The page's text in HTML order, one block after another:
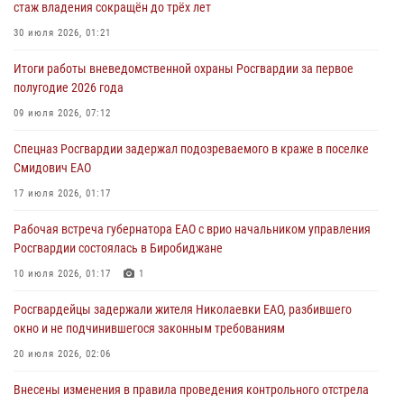
В Росгвардии вспоминают российских воинов, погибших в Первой
мировой войне 1914-1918 годов
Внесены изменения в правила проведения контрольного отстрела
гражданского оружия
Правила приобретения нарезного оружия изменены: минимальный
стаж владения сокращён до трёх лет
стаж владения сокращён до трёх лет
30 июля 2026, 01:21
Итоги работы вневедомственной охраны Росгвардии за первое
полугодие 2026 года
09 июля 2026, 07:12
Спецназ Росгвардии задержал подозреваемого в краже в поселке
Смидович ЕАО
17 июля 2026, 01:17
Рабочая встреча губернатора ЕАО с врио начальником управления
Росгвардии состоялась в Биробиджане
10 июля 2026, 01:17 1
Росгвардейцы задержали жителя Николаевки ЕАО, разбившего
окно и не подчинившегося законным требованиям
20 июля 2026, 02:06
Внесены изменения в правила проведения контрольного отстрела